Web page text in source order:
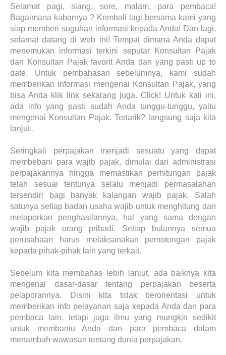
Selamat pagi, siang, sore, malam, para pembaca!
Bagaimana kabarnya ? Kembali lagi bersama kami yang
siap memberi suguhan informasi kepada Anda! Dan lagi,
selamat datang di web ini! Tempat dimana Anda dapat
menemukan informasi terkini seputar Konsultan Pajak
dan Konsultan Pajak favorit Anda dan yang pasti up to
date. Untuk pembahasan sebelumnya, kami sudah
memberikan informasi mengenai Konsultan Pajak, yang
bisa Anda klik link sekarang juga. Click! Untuk kali ini,
ada info yang pasti sudah Anda tunggu-tunggu, yaitu
mengenai Konsultan Pajak. Tertarik? langsung saja kita
lanjut..
Seringkali perpajakan menjadi sesuatu yang dapat
membebani para wajib pajak, dimulai dari administrasi
perpajakannya hingga memastikan perhitungan pajak
telah sesuai tentunya selalu menjadi permasalahan
tersendiri bagi banyak kalangan wajib pajak. Salah
satunya setiap badan usaha wajib untuk menghitung dan
melaporkan penghasilannya, hal yang sama dengan
wajib pajak orang pribadi. Setiap bulannya semua
perusahaan harus melaksanakan pemotongan pajak
kepada pihak-pihak lain yang terkait.
Sebelum kita membahas lebih lanjut, ada baiknya kita
mengenal dasar-dasar tentang perpajakan beserta
pelaporannya. Disini kita tidak berorientasi untuk
memberikan info pelayanan saja kepada Anda dan para
pembaca lain, tetapi juga ilmu yang mungkin sedikit
untuk membantu Anda dan para pembaca dalam
menambah wawasan tentang dunia perpajakan.